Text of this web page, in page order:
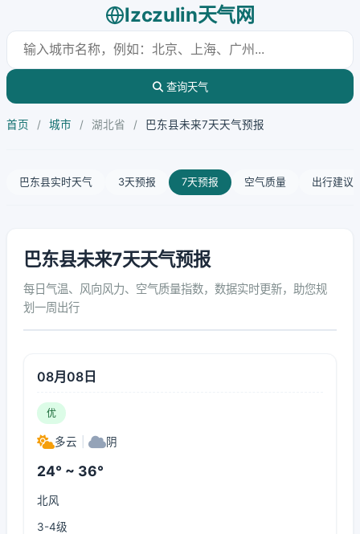
lzczulin天气网
查询天气
首页 / 城市 / 湖北省 / 巴东县未来7天天气预报
巴东县实时天气 3天预报 7天预报 空气质量 出行建议
巴东县未来7天天气预报
每日气温、风向风力、空气质量指数，数据实时更新，助您规
划一周出行
08月08日
优
多云 阴
24° ~ 36°
北风
3-4级